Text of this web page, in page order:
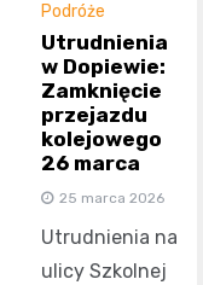
Podróże
Utrudnienia
w Dopiewie:
Zamknięcie
przejazdu
kolejowego
26 marca
25 marca 2026
Utrudnienia na
ulicy Szkolnej